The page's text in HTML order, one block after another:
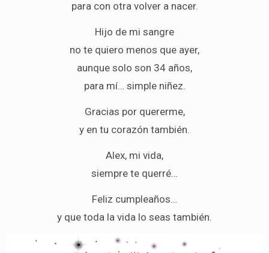
para con otra volver a nacer.
Hijo de mi sangre
no te quiero menos que ayer,
aunque solo son 34 años,
para mí… simple niñez.
Gracias por quererme,
y en tu corazón también.
Alex, mi vida,
siempre te querré…
Feliz cumpleaños…
y que toda la vida lo seas también.